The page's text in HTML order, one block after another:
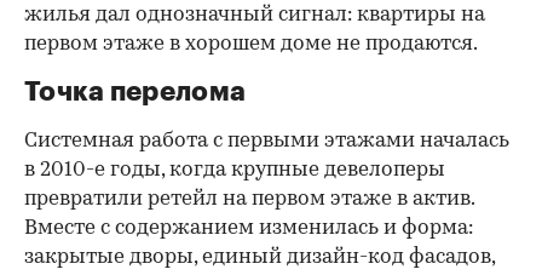
жилья дал однозначный сигнал: квартиры на
первом этаже в хорошем доме не продаются.
Точка перелома
Системная работа с первыми этажами началась
в 2010-е годы, когда крупные девелоперы
превратили ретейл на первом этаже в актив.
Вместе с содержанием изменилась и форма:
закрытые дворы, единый дизайн-код фасадов,